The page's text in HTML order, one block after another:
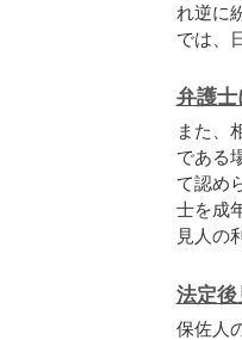
れ逆に
では、
弁護士
また、
である
て認め
士を成
見人の
法定後
保佐人